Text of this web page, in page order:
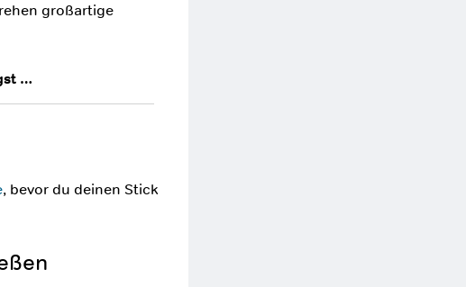
großartige
…
, bevor du deinen Stick